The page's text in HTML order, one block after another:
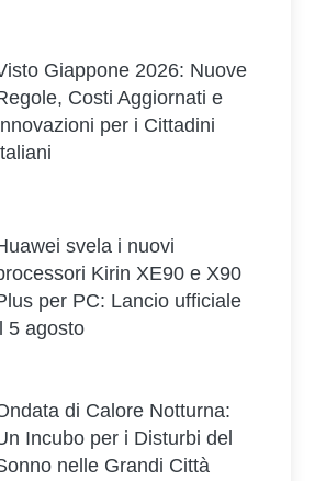
Giappone 2026: Nuove
Costi Aggiornati e
per i Cittadini
svela i nuovi
Kirin XE90 e X90
per PC: Lancio ufficiale
5 agosto
di Calore Notturna:
Incubo per i Disturbi del
nelle Grandi Città